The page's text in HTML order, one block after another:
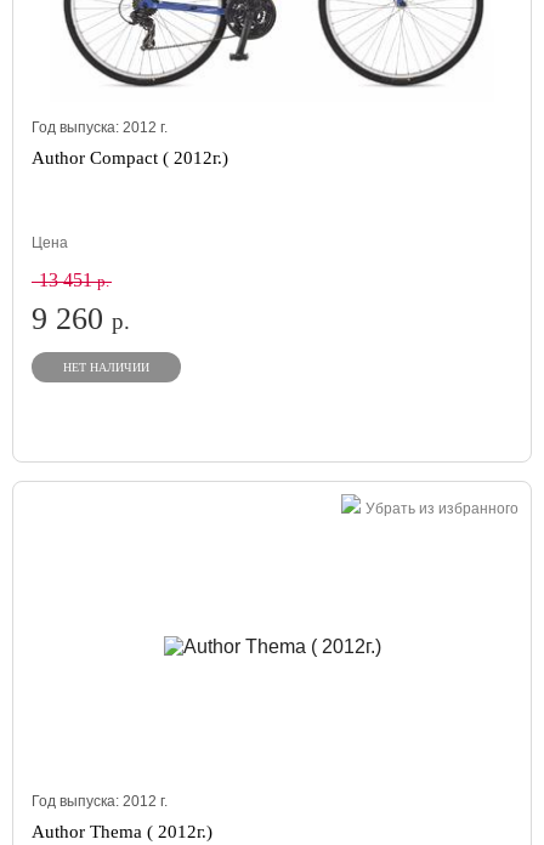
Год выпуска: 2012 г.
Author Compact ( 2012г.)
Цена
13 451р.
9 260 р.
НЕТ НАЛИЧИИ
Убрать из избранного
Год выпуска: 2012 г.
Author Thema ( 2012г.)